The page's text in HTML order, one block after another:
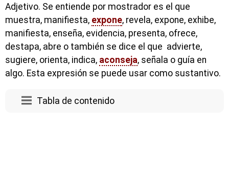
Adjetivo. Se entiende por mostrador es el que
muestra, manifiesta, expone, revela, expone, exhibe,
manifiesta, enseña, evidencia, presenta, ofrece,
destapa, abre o también se dice el que advierte,
sugiere, orienta, indica, aconseja, señala o guía en
algo. Esta expresión se puede usar como sustantivo.
Tabla de contenido